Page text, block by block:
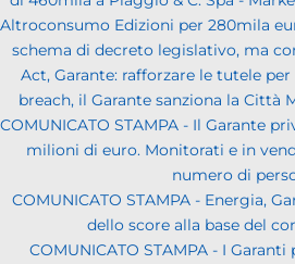
Altroconsumo Edizioni per 280mila
schema di decreto legislativo, ma
Act, Garante: rafforzare le tutele
breach, il Garante sanziona la Città
COMUNICATO STAMPA - Il Garante
milioni di euro. Monitorati e in
numero di
COMUNICATO STAMPA - Energia,
dello score alla base del
COMUNICATO STAMPA - I